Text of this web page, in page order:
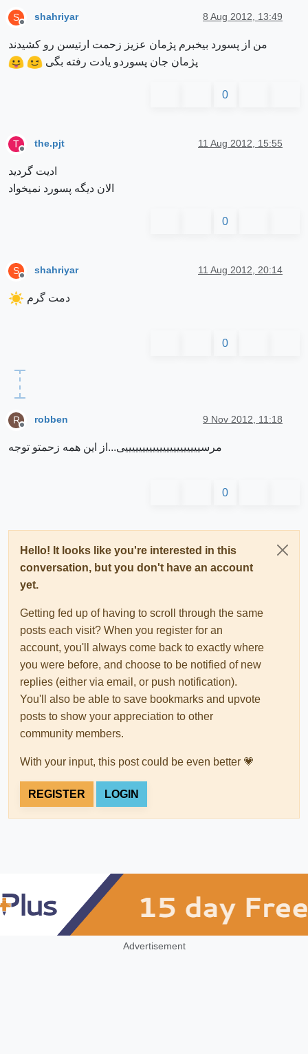
S
Offline
shahriyar 8 Aug 2012, 13:49
من از پسورد بیخبرم پژمان عزیز زحمت ارتیسن رو کشیدند
پژمان جان پسوردو یادت رفته بگی
0
T
Offline
the.pjt 11 Aug 2012, 15:55
ادیت گردید
الان دیگه پسورد نمیخواد
0
S
Offline
shahriyar 11 Aug 2012, 20:14
دمت گرم
0
R
Offline
robben 9 Nov 2012, 11:18
مرسییییییییییییییییییییییی...از این همه زحمتو توجه
0
Hello! It looks like you're interested in this
conversation, but you don't have an account
yet.
Getting fed up of having to scroll through the same
posts each visit? When you register for an
account, you'll always come back to exactly where
you were before, and choose to be notified of new
replies (either via email, or push notification).
You'll also be able to save bookmarks and upvote
posts to show your appreciation to other
community members.
With your input, this post could be even better 💗
REGISTER LOGIN
Advertisement